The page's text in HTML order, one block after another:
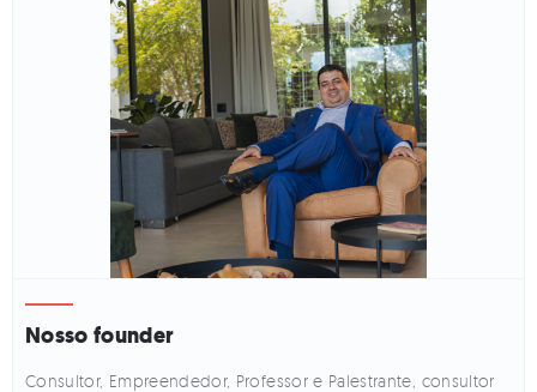
Nosso founder
Consultor, Empreendedor, Professor e Palestrante, consultor